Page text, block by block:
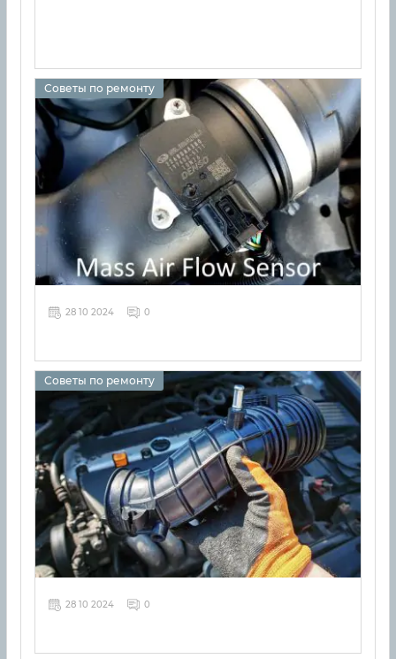
Советы по ремонту
28 10 2024 0
Советы по ремонту
28 10 2024 0